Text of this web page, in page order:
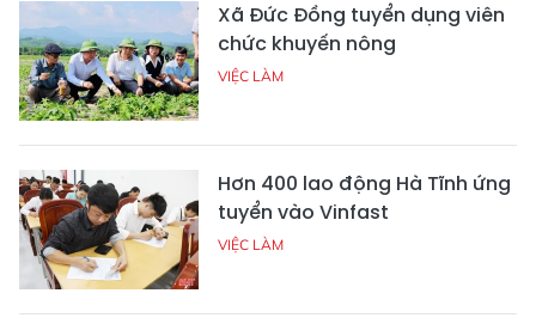
Xã Đức Đồng tuyển dụng viên
chức khuyến nông
VIỆC LÀM
Hơn 400 lao động Hà Tĩnh ứng
tuyển vào Vinfast
VIỆC LÀM